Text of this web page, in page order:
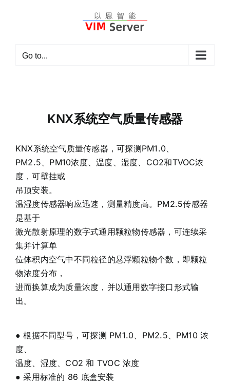
Go to...
KNX系统空气质量传感器
KNX系统空气质量传感器，可探测PM1.0、
PM2.5、PM10浓度、温度、湿度、CO2和TVOC浓
度，可壁挂或
吊顶安装。
温湿度传感器响应迅速，测量精度高。PM2.5传感器
是基于
激光散射原理的数字式通用颗粒物传感器，可连续采
集并计算单
位体积内空气中不同粒径的悬浮颗粒物个数，即颗粒
物浓度分布，
进而换算成为质量浓度，并以通用数字接口形式输
出。
● 根据不同型号，可探测 PM1.0、PM2.5、PM10 浓
度、
温度、湿度、CO2 和 TVOC 浓度
● 采用标准的 86 底盒安装